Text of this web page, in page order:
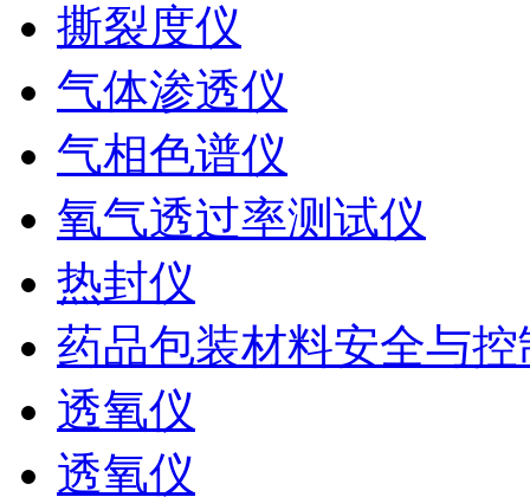
撕裂度仪
气体渗透仪
气相色谱仪
氧气透过率测试仪
热封仪
药品包装材料安全与
透氧仪
透氧仪